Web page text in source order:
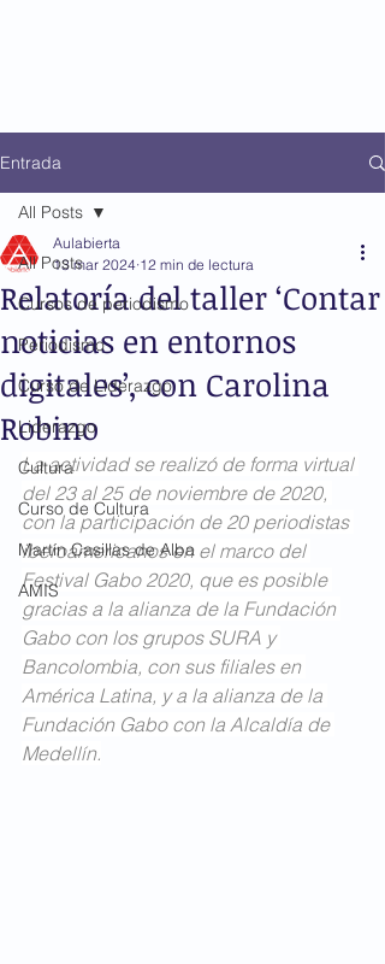
Entrada
All Posts
Cursos de periodismo
Periodismo
Curso de Liderazgo
Liderazgo
Cultura
Curso de Cultura
Martín Casillas de Alba
AMIS
All Posts
Relatoría del taller ‘Contar
noticias en entornos
digitales’, con Carolina
Robino
Aulabierta
13 mar 2024 12 min de lectura
La actividad se realizó de forma virtual
del 23 al 25 de noviembre de 2020,
con la participación de 20 periodistas
iberoamericanos en el marco del
Festival Gabo 2020, que es posible
gracias a la alianza de la Fundación
Gabo con los grupos SURA y
Bancolombia, con sus filiales en
América Latina, y a la alianza de la
Fundación Gabo con la Alcaldía de
Medellín.